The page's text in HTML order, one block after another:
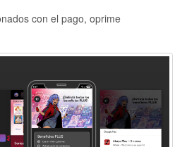
con el pago, oprime